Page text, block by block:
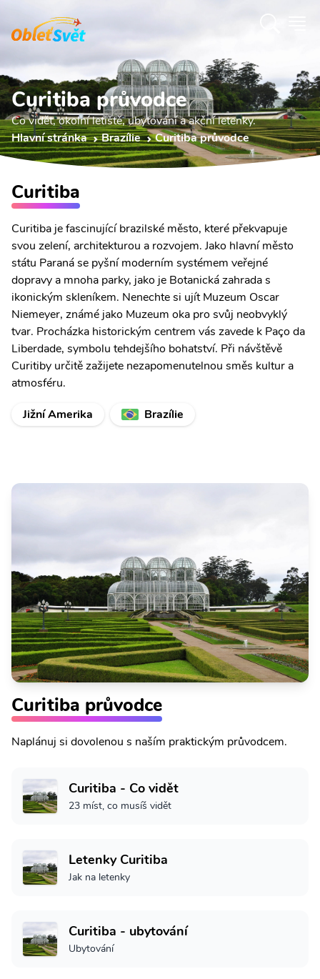
Curitiba průvodce
Co vidět, okolní letiště, ubytování a akční letenky.
Hlavní stránka
Brazílie Curitiba průvodce
Curitiba
Curitiba je fascinující brazilské město, které překvapuje
svou zelení, architekturou a rozvojem. Jako hlavní město
státu Paraná se pyšní moderním systémem veřejné
dopravy a mnoha parky, jako je Botanická zahrada s
ikonickým skleníkem. Nenechte si ujít Muzeum Oscar
Niemeyer, známé jako Muzeum oka pro svůj neobvyklý
tvar. Procházka historickým centrem vás zavede k Paço da
Liberdade, symbolu tehdejšího bohatství. Při návštěvě
Curitiby určitě zažijete nezapomenutelnou směs kultur a
atmosféru.
Jižní Amerika
Brazílie
Curitiba průvodce
Naplánuj si dovolenou s naším praktickým průvodcem.
Curitiba - Co vidět
23 míst, co musíš vidět
Letenky Curitiba
Jak na letenky
Curitiba - ubytování
Ubytování